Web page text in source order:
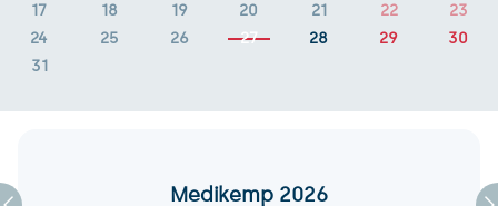
17
18 19 20 21 22
23
24
25 26 27 28 29
30
31
Medikemp 2026